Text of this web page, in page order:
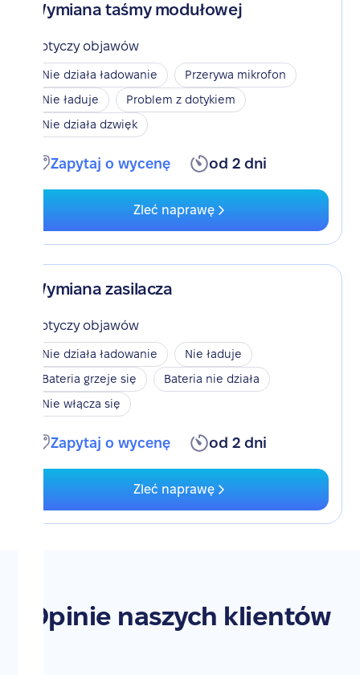
Wymiana taśmy modułowej
Dotyczy objawów
Nie działa ładowanie
Przerywa mikrofon
Nie ładuje
Problem z dotykiem
Nie działa dzwięk
Zapytaj o wycenę od 2 dni
Zleć naprawę
Wymiana zasilacza
Dotyczy objawów
Nie działa ładowanie
Nie ładuje
Bateria grzeje się
Bateria nie działa
Nie włącza się
Zapytaj o wycenę od 2 dni
Zleć naprawę
Opinie naszych klientów